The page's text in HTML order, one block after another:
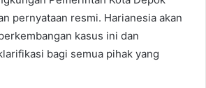
pernyataan resmi. Harianesia akan
kasus ini dan
bagi semua pihak yang